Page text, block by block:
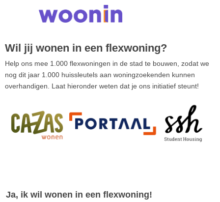
Wil jij wonen in een flexwoning?
Help ons mee 1.000 flexwoningen in de stad te bouwen, zodat we
nog dit jaar 1.000 huissleutels aan woningzoekenden kunnen
overhandigen. Laat hieronder weten dat je ons initiatief steunt!
Ja, ik wil wonen in een flexwoning!